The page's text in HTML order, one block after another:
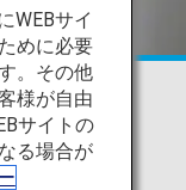
センブ
WEBサイ
めに必要
。その他
様が自由
サイトの
る場合が